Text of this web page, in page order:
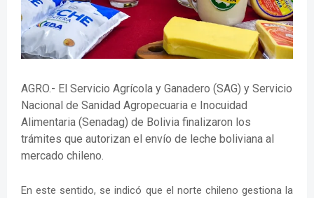
AGRO.- El Servicio Agrícola y Ganadero (SAG) y Servicio
Nacional de Sanidad Agropecuaria e Inocuidad
Alimentaria (Senadag) de Bolivia finalizaron los
trámites que autorizan el envío de leche boliviana al
mercado chileno.
En este sentido, se indicó que el norte chileno gestiona la